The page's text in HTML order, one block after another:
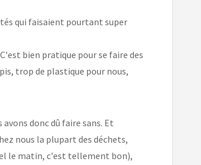
qui faisaient pourtant super
bien pratique pour se faire des
trop de plastique pour nous,
donc dû faire sans. Et
nous la plupart des déchets,
le matin, c'est tellement bon),